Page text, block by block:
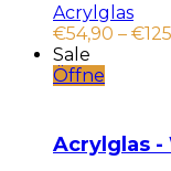
Acrylglas
€54,90 – €
Sale
Öffne
Acrylglas -